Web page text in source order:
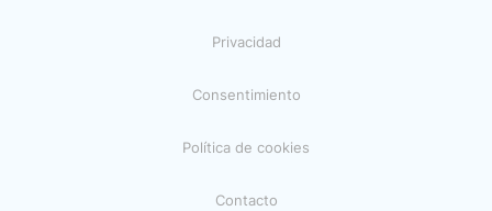
Privacidad
Consentimiento
Política de cookies
Contacto